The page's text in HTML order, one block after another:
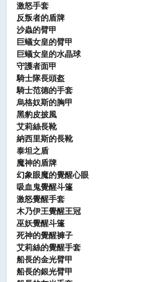
激怒手套
反叛者的盾牌
沙蟲的臂甲
巨蟻女皇的臂甲
巨蟻女皇的水晶球
守護者面甲
騎士隊長頭盔
騎士范德的手套
烏格奴斯的胸甲
黑豹皮披風
艾莉絲長靴
納西里斯的長靴
泰坦之盾
魔神的盾牌
幻象眼魔的覺醒心眼
吸血鬼覺醒斗篷
激怒覺醒手套
木乃伊王覺醒王冠
巫妖覺醒斗篷
死神的覺醒褲子
艾莉絲的覺醒手套
船長的金光臂甲
船長的銀光臂甲